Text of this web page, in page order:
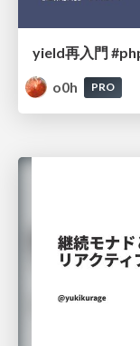
yield再入門
o0h
PRO